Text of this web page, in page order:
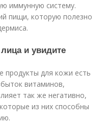
иммунную систему.
пищи, которую полезно
и увидите
продукты для кожи есть
витаминов,
так же негативно,
из них способны